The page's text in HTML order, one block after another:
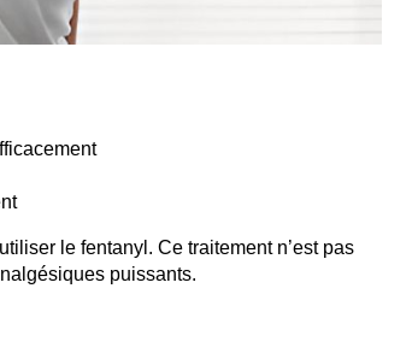
le fentanyl. Ce traitement n’est pas
puissants.